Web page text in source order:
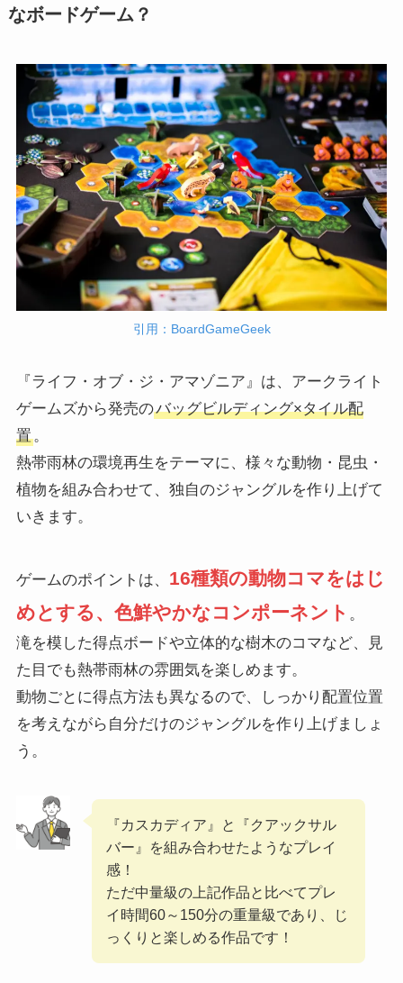
なボードゲーム？
引用：BoardGameGeek
『ライフ・オブ・ジ・アマゾニア』は、アークライト
ゲームズから発売のバッグビルディング×タイル配
置。
熱帯雨林の環境再生をテーマに、様々な動物・昆虫・
植物を組み合わせて、独自のジャングルを作り上げて
いきます。
ゲームのポイントは、 16種類の動物コマをはじ
めとする、色鮮やかなコンポーネント 。
滝を模した得点ボードや立体的な樹木のコマなど、見
た目でも熱帯雨林の雰囲気を楽しめます。
動物ごとに得点方法も異なるので、しっかり配置位置
を考えながら自分だけのジャングルを作り上げましょ
う。
『カスカディア』と『クアックサル
バー』を組み合わせたようなプレイ
感！
ただ中量級の上記作品と比べてプレ
イ時間60～150分の重量級であり、じ
っくりと楽しめる作品です！